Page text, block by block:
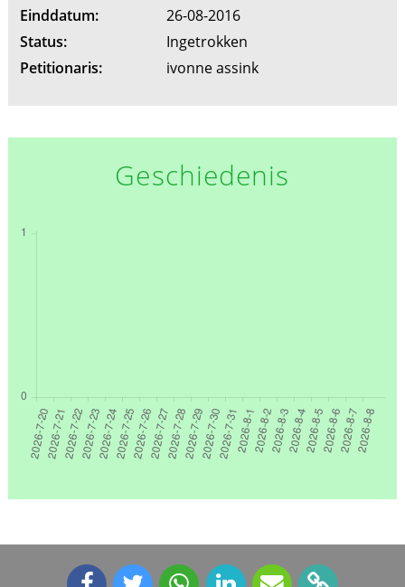
Einddatum:
26-08-2016
Status:
Ingetrokken
Petitionaris:
ivonne assink
Geschiedenis